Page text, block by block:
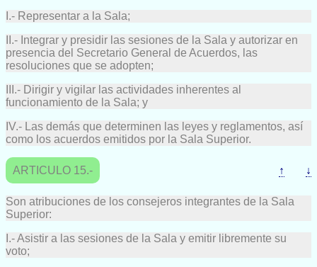
I.- Representar a la Sala;
II.- Integrar y presidir las sesiones de la Sala y autorizar en
presencia del Secretario General de Acuerdos, las
resoluciones que se adopten;
III.- Dirigir y vigilar las actividades inherentes al
funcionamiento de la Sala; y
IV.- Las demás que determinen las leyes y reglamentos, así
como los acuerdos emitidos por la Sala Superior.
ARTICULO 15.- ↑ ↓
Son atribuciones de los consejeros integrantes de la Sala
Superior:
I.- Asistir a las sesiones de la Sala y emitir libremente su
voto;